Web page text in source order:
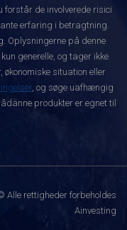
forstår de involverede risici
erfaring i betragtning.
Oplysningerne på denne
generelle, og tager ikke
situation eller
, og søge uafhængig
produkter er egnet til
Alle rettigheder forbeholdes
Ainvesting